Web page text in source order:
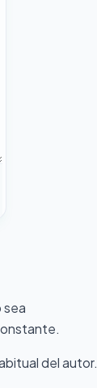
sea
del autor.